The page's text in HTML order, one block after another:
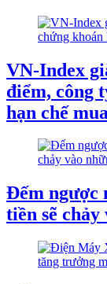
VN-Index
điểm, công
hạn chế
Đếm ngược
tiền sẽ chảy